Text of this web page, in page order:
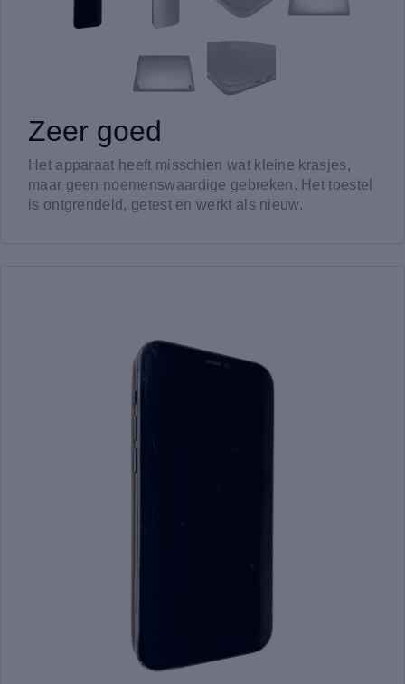
Zeer goed
Het apparaat heeft misschien wat kleine krasjes,
maar geen noemenswaardige gebreken. Het toestel
is ontgrendeld, getest en werkt als nieuw.